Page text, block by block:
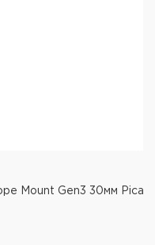
Mount Gen3 30мм